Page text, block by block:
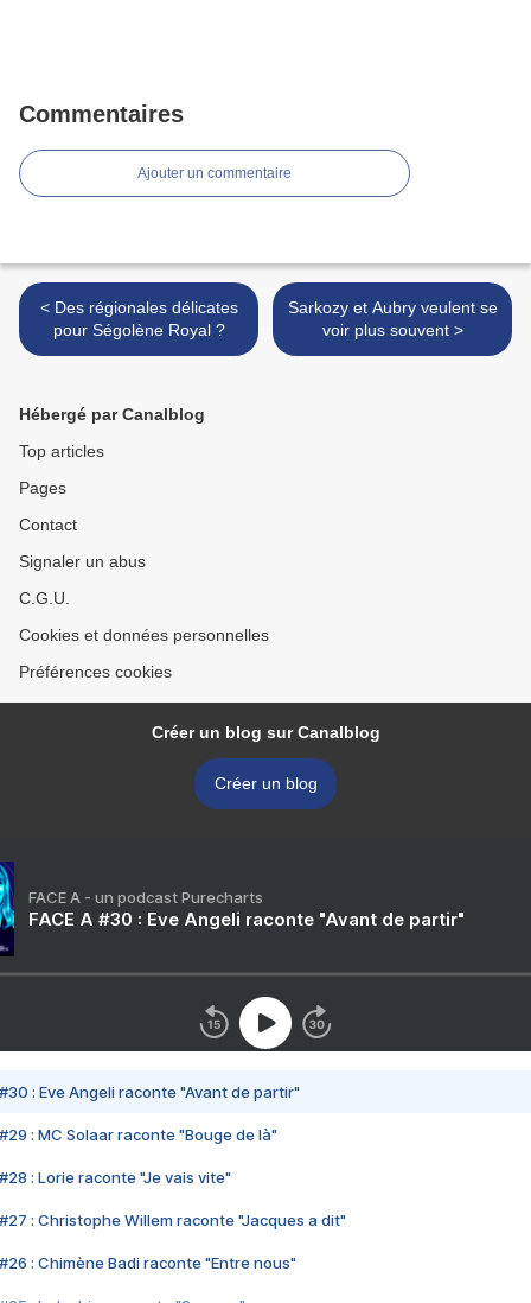
Commentaires
Ajouter un commentaire
< Des régionales délicates
pour Ségolène Royal ?
Sarkozy et Aubry veulent se
voir plus souvent >
Hébergé par Canalblog
Top articles
Pages
Contact
Signaler un abus
C.G.U.
Cookies et données personnelles
Préférences cookies
Créer un blog sur Canalblog
Créer un blog
FACE A - un podcast Purecharts
FACE A #30 : Eve Angeli raconte "Avant de partir"
#30 : Eve Angeli raconte "Avant de partir"
#29 : MC Solaar raconte "Bouge de là"
#28 : Lorie raconte "Je vais vite"
#27 : Christophe Willem raconte "Jacques a dit"
#26 : Chimène Badi raconte "Entre nous"